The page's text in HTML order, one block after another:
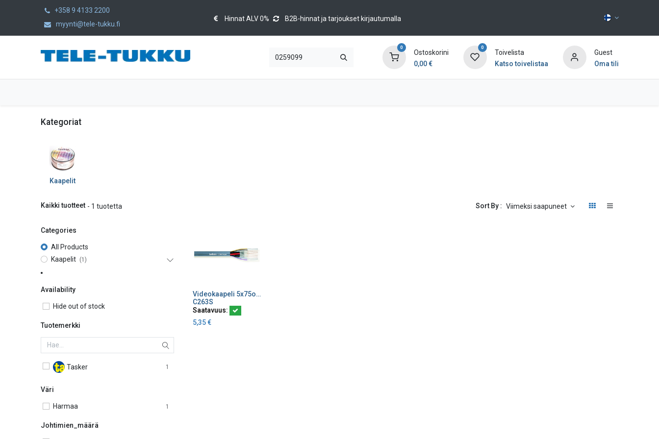
+358 9 4133 2200
myynti@tele-tukku.fi
Hinnat ALV 0% B2B-hinnat ja tarjoukset kirjautumalla
0
Ostoskorini
0,00€
0
Toivelista
Katso toivelistaa
Guest
Oma tili
Kategoriat
Kaapelit
Kaikki tuotteet - 1 tuotetta Sort By : Viimeksi saapuneet
Categories
All Products
Kaapelit
(1)
Availability
Hide out of stock
Tuotemerkki
Tasker 1
Väri
Harmaa 1
Johtimien_määrä
Lisää ostoskoriinVideokaapeli 5x75ohm+4x0,22 liitin 5013179
C263S
Saatavuus:
5,35€